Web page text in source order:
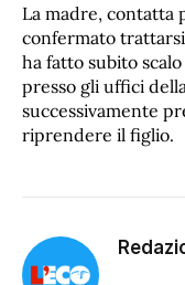
La madre, contatta
confermato
ha fatto subito
presso gli uffici
successivamente
riprendere il figlio.